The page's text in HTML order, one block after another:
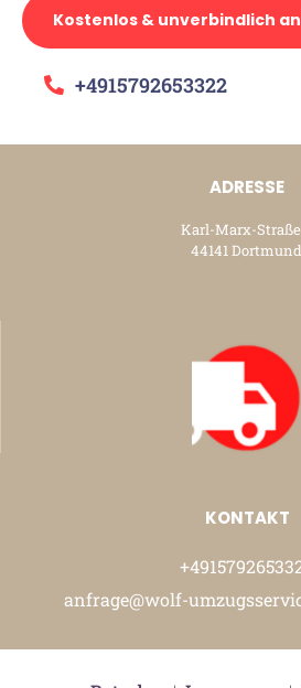
Kostenlos & unverbindlich
+4915792653322
ADRESSE
Karl-Marx-
44141 Dortmund
KONTAKT
anfrage@wolf-